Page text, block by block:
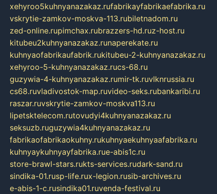
xehyroo5kuhnyanazakaz.rufabrikayfabrikaefabrika.ru
vskrytie-zamkov-moskva-113.rubiletnadom.ru
zed-online.rupimchax.rubrazzers-hd.ruz-host.ru
kitubeu2kuhnyanazakaz.runaperekate.ru
kuhnyaofabrikaufabrik.rukitubeu-2-kuhnyanazakaz.ru
xehyroo-5-kuhnyanazakaz.rucs-68.ru
guzywia-4-kuhnyanazakaz.rumir-tk.ruvlknrussia.ru
cs68.ruvladivostok-map.ruvideo-seks.rubankaribi.ru
raszar.ruvskrytie-zamkov-moskva113.ru
lipetsktelecom.rutovudyi4kuhnyanazakaz.ru
seksuzb.ruguzywia4kuhnyanazakaz.ru
fabrikaofabrikaokuhny.rukuhnyaekuhnyaafabrika.ru
kuhnyaykuhnyayfabrika.rue-abis1c.ru
store-brawl-stars.rukts-services.rudark-sand.ru
sindika-01.rusp-life.rux-legion.rusib-archives.ru
e-abis-1-c.rusindika01.ruvenda-festival.ru